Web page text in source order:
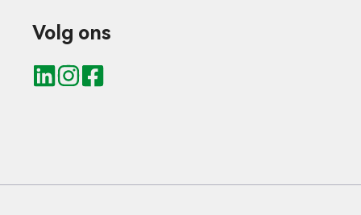
Volg ons